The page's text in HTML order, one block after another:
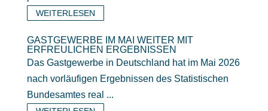
WEITERLESEN
GASTGEWERBE IM MAI WEITER MIT
ERFREULICHEN ERGEBNISSEN
Das Gastgewerbe in Deutschland hat im Mai 2026
nach vorläufigen Ergebnissen des Statistischen
Bundesamtes real ...